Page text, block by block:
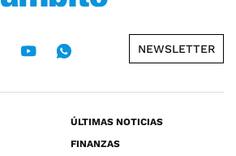
NEWSLETTER
ÚLTIMAS NOTICIAS
FINANZAS